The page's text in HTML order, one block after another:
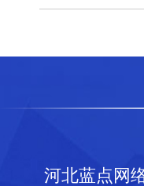
河北蓝点网